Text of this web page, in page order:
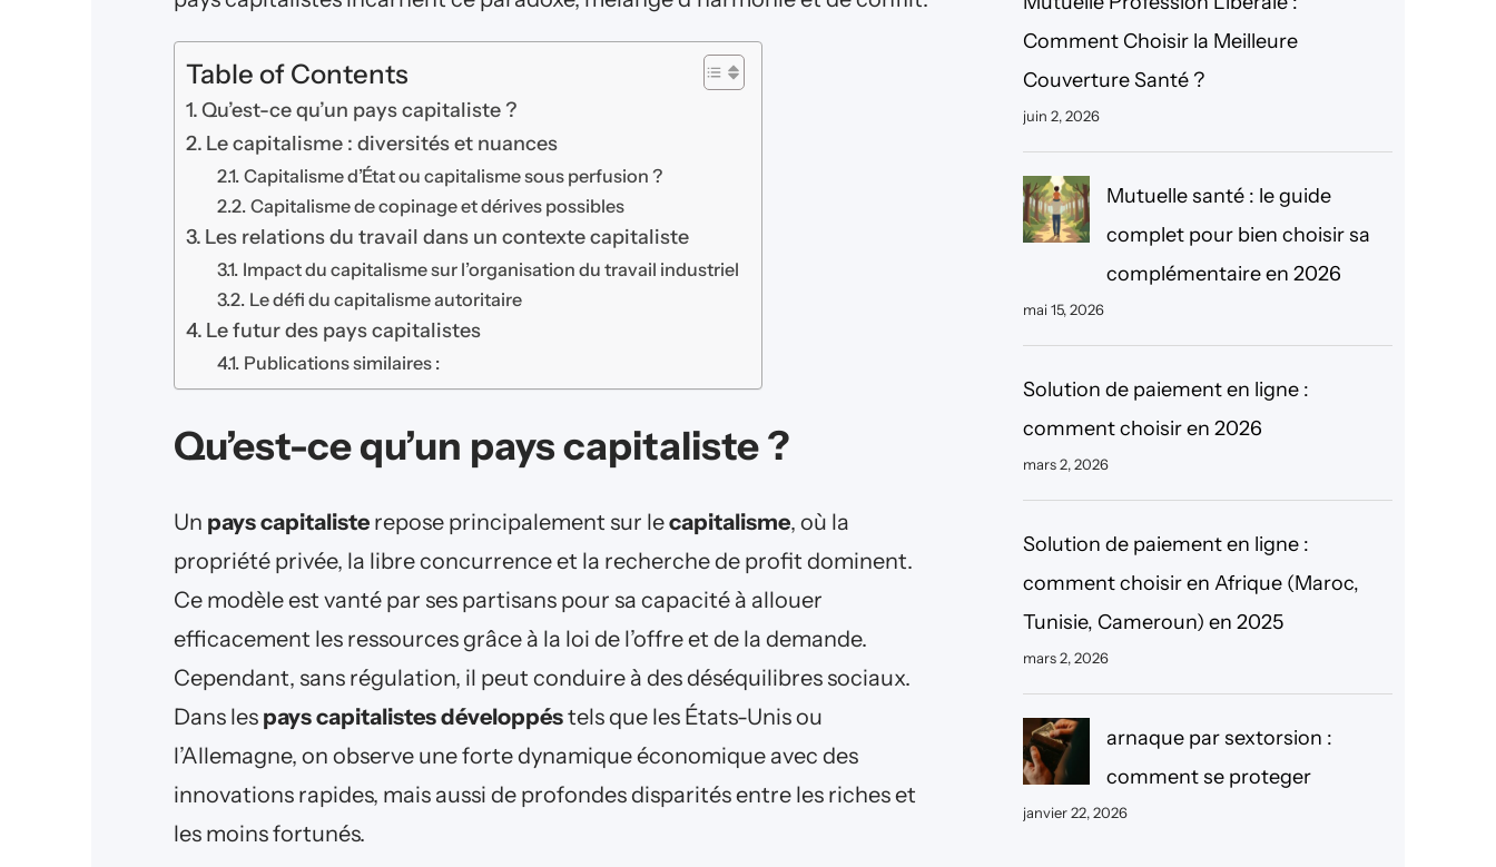
Table of Contents
Qu’est-ce qu’un pays capitaliste ?
Le capitalisme : diversités et nuances
Capitalisme d’État ou capitalisme sous perfusion ?
Capitalisme de copinage et dérives possibles
Les relations du travail dans un contexte capitaliste
Impact du capitalisme sur l’organisation du travail industriel
Le défi du capitalisme autoritaire
Le futur des pays capitalistes
Publications similaires :
Qu’est-ce qu’un pays capitaliste ?
Un pays capitalisterepose principalement sur lecapitalisme, où la
propriété privée, la libre concurrence et la recherche de profit dominent.
Ce modèle est vanté par ses partisans pour sa capacité à allouer
efficacement les ressources grâce à la loi de l’offre et de la demande.
Cependant, sans régulation, il peut conduire à des déséquilibres sociaux.
Dans les pays capitalistes développéstels que les États-Unis ou
l’Allemagne, on observe une forte dynamique économique avec des
innovations rapides, mais aussi de profondes disparités entre les riches et
les moins fortunés.
r
c
h
e
r
Comment Choisir la Meilleure
Couverture Santé ?
juin 2, 2026
Mutuelle santé : le guide
complet pour bien choisir sa
complémentaire en 2026
mai 15, 2026
Solution de paiement en ligne :
comment choisir en 2026
mars 2, 2026
Solution de paiement en ligne :
comment choisir en Afrique (Maroc,
Tunisie, Cameroun) en 2025
mars 2, 2026
arnaque par sextorsion :
comment se proteger
janvier 22, 2026